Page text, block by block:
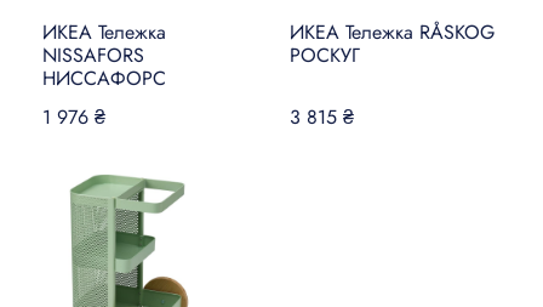
ИКЕА Тележка
NISSAFORS
НИССАФОРС
1 976 ₴
ИКЕА Тележка RÅSKOG
РОСКУГ
3 815 ₴